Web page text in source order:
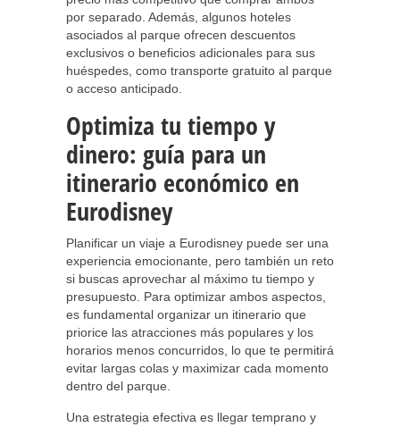
por separado. Además, algunos hoteles
asociados al parque ofrecen descuentos
exclusivos o beneficios adicionales para sus
huéspedes, como transporte gratuito al parque
o acceso anticipado.
Optimiza tu tiempo y
dinero: guía para un
itinerario económico en
Eurodisney
Planificar un viaje a Eurodisney puede ser una
experiencia emocionante, pero también un reto
si buscas aprovechar al máximo tu tiempo y
presupuesto. Para optimizar ambos aspectos,
es fundamental organizar un itinerario que
priorice las atracciones más populares y los
horarios menos concurridos, lo que te permitirá
evitar largas colas y maximizar cada momento
dentro del parque.
Una estrategia efectiva es llegar temprano y